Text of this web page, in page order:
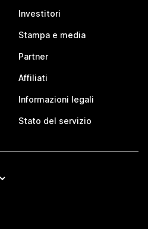
Investitori
Stampa e media
Partner
Affiliati
Informazioni legali
Stato del servizio